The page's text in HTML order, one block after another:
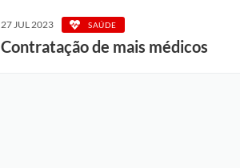
27 JUL 2023 SAÚDE
Contratação de mais médicos